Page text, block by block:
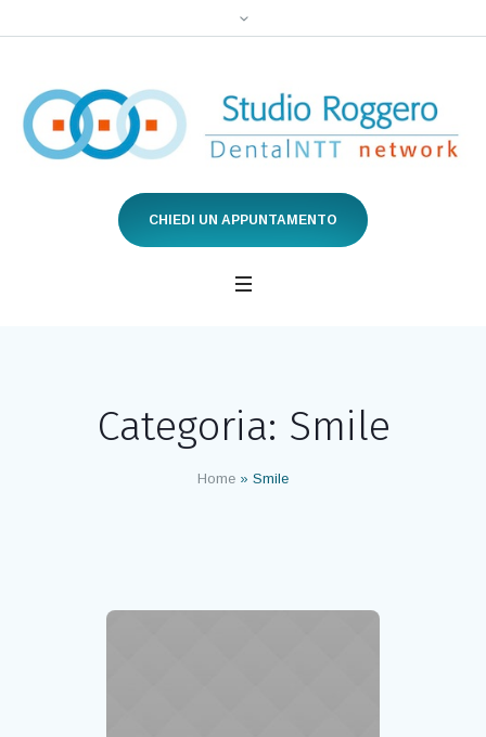
CHIEDI UN APPUNTAMENTO
Categoria: Smile
Home » Smile